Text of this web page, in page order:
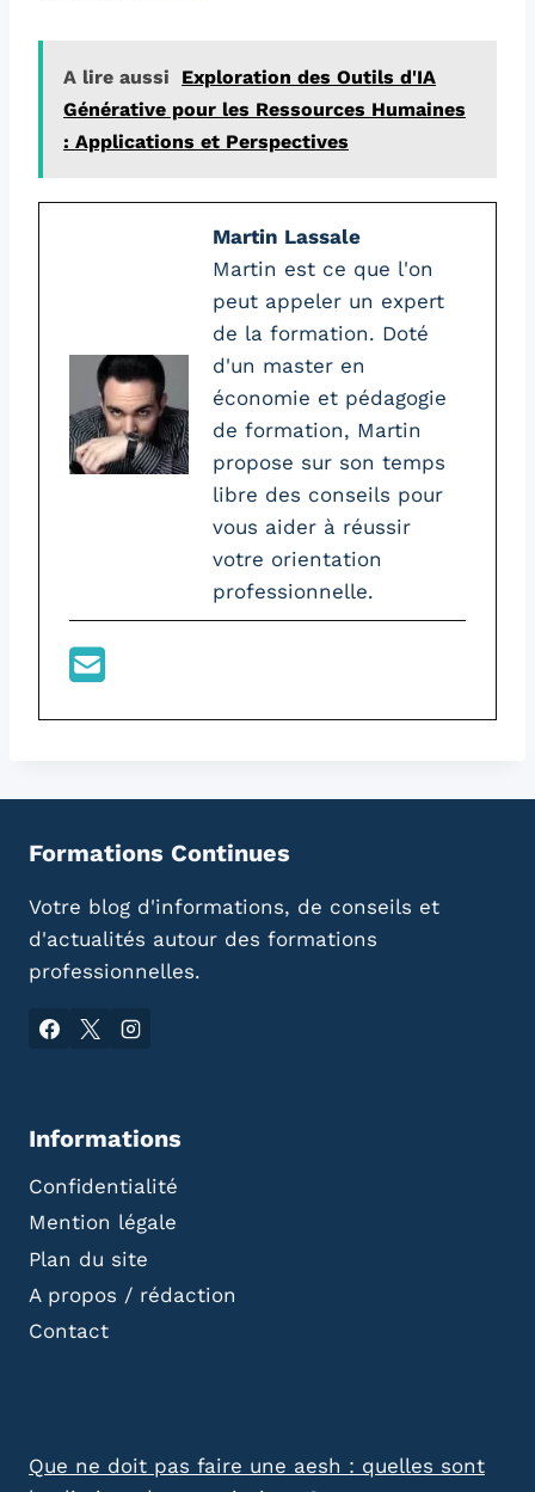
A lire aussi
Exploration des Outils d'IA
Générative pour les Ressources Humaines
: Applications et Perspectives
Martin Lassale
Martin est ce que l'on
peut appeler un expert
de la formation. Doté
d'un master en
économie et pédagogie
de formation, Martin
propose sur son temps
libre des conseils pour
vous aider à réussir
votre orientation
professionnelle.
Formations Continues
Votre blog d'informations, de conseils et
d'actualités autour des formations
professionnelles.
Informations
Confidentialité
Mention légale
Plan du site
A propos / rédaction
Contact
Que ne doit pas faire une aesh : quelles sont